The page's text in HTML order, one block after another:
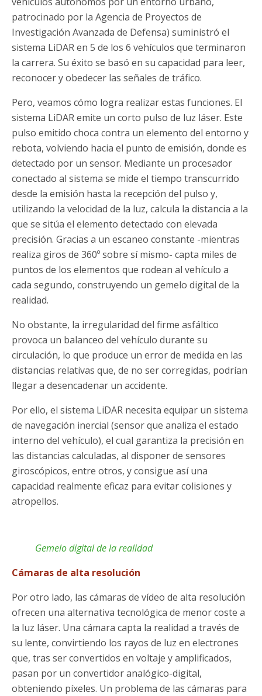
patrocinado por la Agencia de Proyectos de
Investigación Avanzada de Defensa) suministró el
sistema LiDAR en 5 de los 6 vehículos que terminaron
la carrera. Su éxito se basó en su capacidad para leer,
reconocer y obedecer las señales de tráfico.
Pero, veamos cómo logra realizar estas funciones. El
sistema LiDAR emite un corto pulso de luz láser. Este
pulso emitido choca contra un elemento del entorno y
rebota, volviendo hacia el punto de emisión, donde es
detectado por un sensor. Mediante un procesador
conectado al sistema se mide el tiempo transcurrido
desde la emisión hasta la recepción del pulso y,
utilizando la velocidad de la luz, calcula la distancia a la
que se sitúa el elemento detectado con elevada
precisión. Gracias a un escaneo constante -mientras
realiza giros de 360º sobre sí mismo- capta miles de
puntos de los elementos que rodean al vehículo a
cada segundo, construyendo un gemelo digital de la
realidad.
No obstante, la irregularidad del firme asfáltico
provoca un balanceo del vehículo durante su
circulación, lo que produce un error de medida en las
distancias relativas que, de no ser corregidas, podrían
llegar a desencadenar un accidente.
Por ello, el sistema LiDAR necesita equipar un sistema
de navegación inercial (sensor que analiza el estado
interno del vehículo), el cual garantiza la precisión en
las distancias calculadas, al disponer de sensores
giroscópicos, entre otros, y consigue así una
capacidad realmente eficaz para evitar colisiones y
atropellos.
Gemelo digital de la realidad
Cámaras de alta resolución
Por otro lado, las cámaras de vídeo de alta resolución
ofrecen una alternativa tecnológica de menor coste a
la luz láser. Una cámara capta la realidad a través de
su lente, convirtiendo los rayos de luz en electrones
que, tras ser convertidos en voltaje y amplificados,
pasan por un convertidor analógico-digital,
obteniendo píxeles. Un problema de las cámaras para